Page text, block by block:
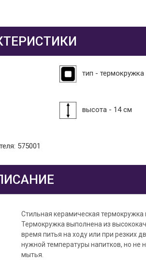
тип - термокружка
высота - 14 см
575001
Стильная керамическая
Термокружка выполнена из
время питья на ходу или при резких
нужной температуры напитков, но не
мытья.